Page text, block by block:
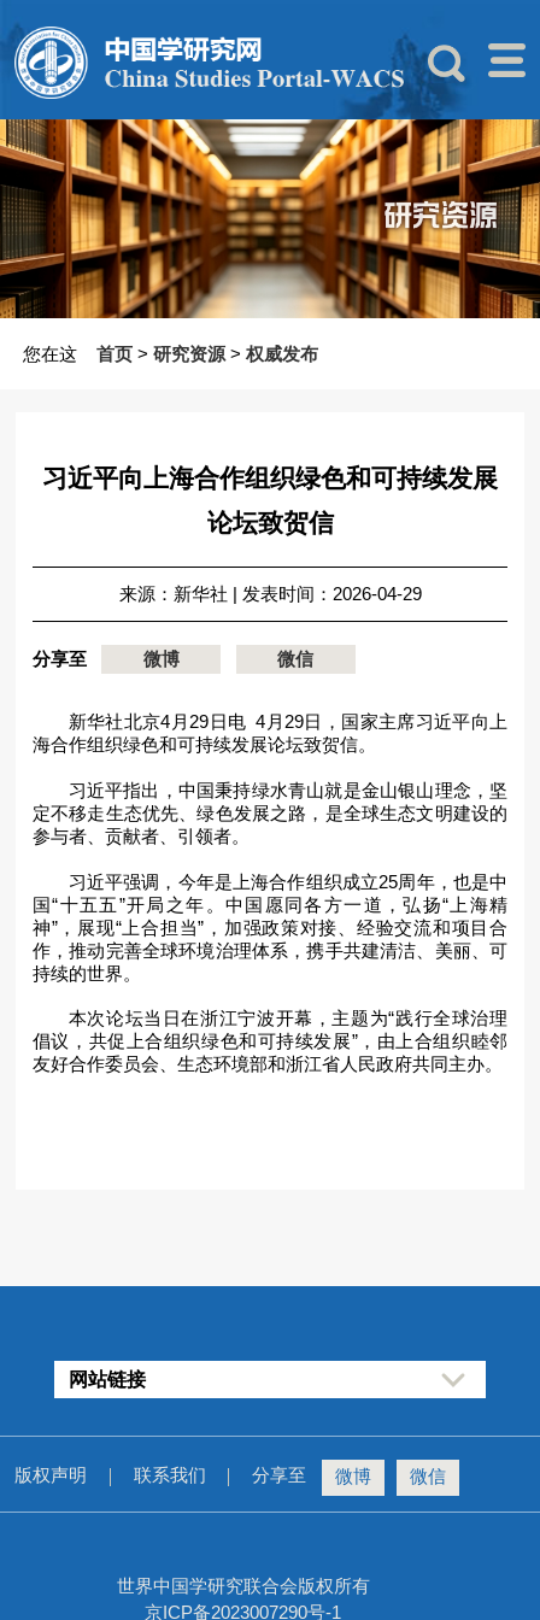
您在这 首页> 研究资源> 权威发布
习近平向上海合作组织绿色和可持续发展
论坛致贺信
来源：新华社 发表时间：2026-04-29
分享至 微博 微信
新华社北京4月29日电 4月29日，国家主席习近平向上
海合作组织绿色和可持续发展论坛致贺信。
习近平指出，中国秉持绿水青山就是金山银山理念，坚
定不移走生态优先、绿色发展之路，是全球生态文明建设的
参与者、贡献者、引领者。
习近平强调，今年是上海合作组织成立25周年，也是中
国“十五五”开局之年。中国愿同各方一道，弘扬“上海精
神”，展现“上合担当”，加强政策对接、经验交流和项目合
作，推动完善全球环境治理体系，携手共建清洁、美丽、可
持续的世界。
本次论坛当日在浙江宁波开幕，主题为“践行全球治理
倡议，共促上合组织绿色和可持续发展”，由上合组织睦邻
友好合作委员会、生态环境部和浙江省人民政府共同主办。
网站链接
版权声明 联系我们 分享至 微博 微信
世界中国学研究联合会版权所有
京ICP备2023007290号-1